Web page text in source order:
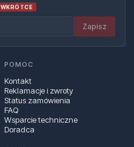
WKRÓTCE
Zapisz
POMOC
Kontakt
Reklamacje i zwroty
Status zamówienia
FAQ
Wsparcie techniczne
Doradca